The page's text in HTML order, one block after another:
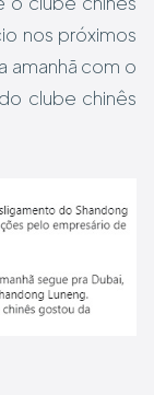
nos próximos
amanhã com o
clube chinês